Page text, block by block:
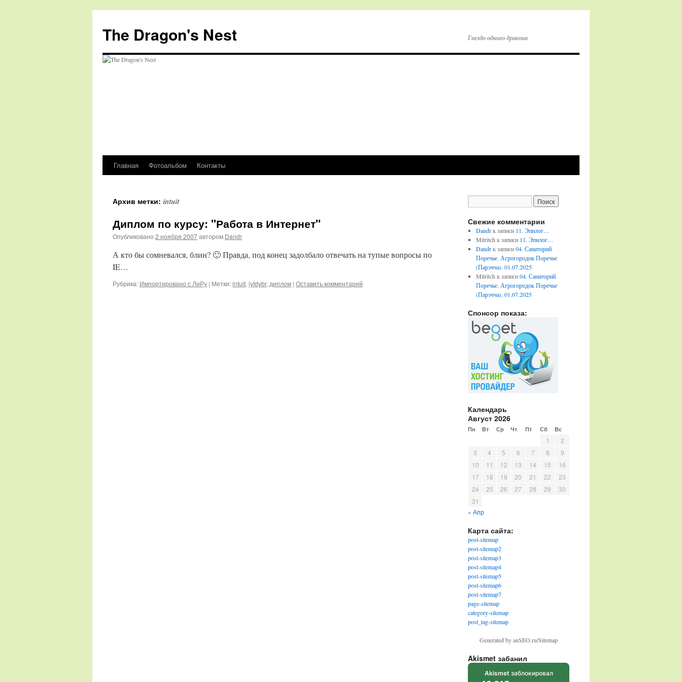
The Dragon's Nest Гнездо одного дракона
Перейти
содержимому
Главная Фотоальбом Контакты
Архив метки: intuit
Диплом по курсу: "Работа в Интернет"
Опубликовано 2 ноября 2007автором Dandr
А кто бы сомневался, блин? 🙂 Правда, под конец задолбало отвечать на тупые вопросы по
IE…
Рубрика: Импортировано с ЛиРу | Метки:intuit, lytdybr, диплом | Оставить комментарий
Свежие комментарии
Dandrк записи 11. Эпилог…
Mitritch к записи 11. Эпилог…
Dandrк записи04. Санаторий
Поречье. Агрогородок Поречье
(Парэчча). 01.07.2025
Mitritch к записи04. Санаторий
Поречье. Агрогородок Поречье
(Парэчча). 01.07.2025
Спонсор показа:
Календарь
Август 2026
Пн Вт Ср Чт Пт Сб Вс
1
2
3
4 5 6 7 8
9
10
11 12 13 14 15
16
17
18 19 20 21 22
23
24
25 26 27 28 29
30
31
« Апр
Карта сайта:
post-sitemap
post-sitemap2
post-sitemap3
post-sitemap4
post-sitemap5
post-sitemap6
post-sitemap7
page-sitemap
category-sitemap
post_tag-sitemap
Generated by anSEO.ru/Sitemap
Akismet забанил
Akismet заблокировал